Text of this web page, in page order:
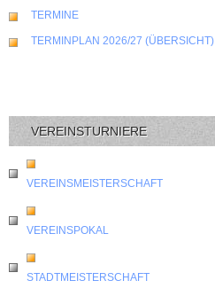
TERMINE
TERMINPLAN 2026/27 (ÜBERSICHT)
VEREINSTURNIERE
VEREINSMEISTERSCHAFT
VEREINSPOKAL
STADTMEISTERSCHAFT